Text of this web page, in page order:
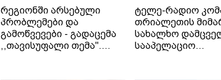
რეგიონში არსებული
პრობლემები და
გამოწვევები - გადაცემა
,,თავისუფალი თემა".
ტელე-რადიო
თრიალეთის
სახალხო
სააპელაციო